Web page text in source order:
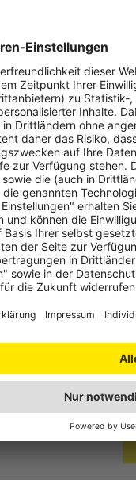
der Woche
Video-Players
wird eine